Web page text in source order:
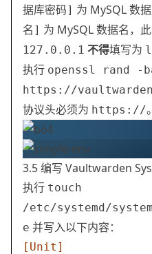
据库密码] 为 MySQL 数
名] 为 MySQL 数据名，
127.0.0.1 不得填写为
执行 openssl rand -
https://
协议头必须为 https://。
3.5 编写 Vaultwarden
执行 touch
/etc/systemd/
e 并写入以下内容：
[Unit]